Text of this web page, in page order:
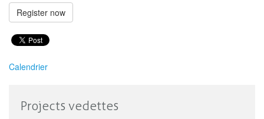
Register now
Calendrier
Projects vedettes